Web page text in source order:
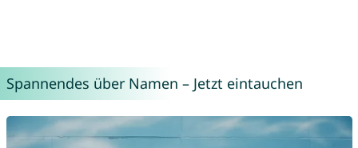
Spannendes über Namen – Jetzt eintauchen